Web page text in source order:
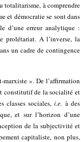
totalitarisme, à comprendre
et démocratie se sont dans
d’une erreur analytique :
prolétariat. A l’inverse, la
un cadre de contingence
marxiste ». De l’affirmation
constitutif de la socialité et
classes sociales,i.e. à des
et sur l’horizon d’une
de la subjectivité et
capitaliste, non plus,